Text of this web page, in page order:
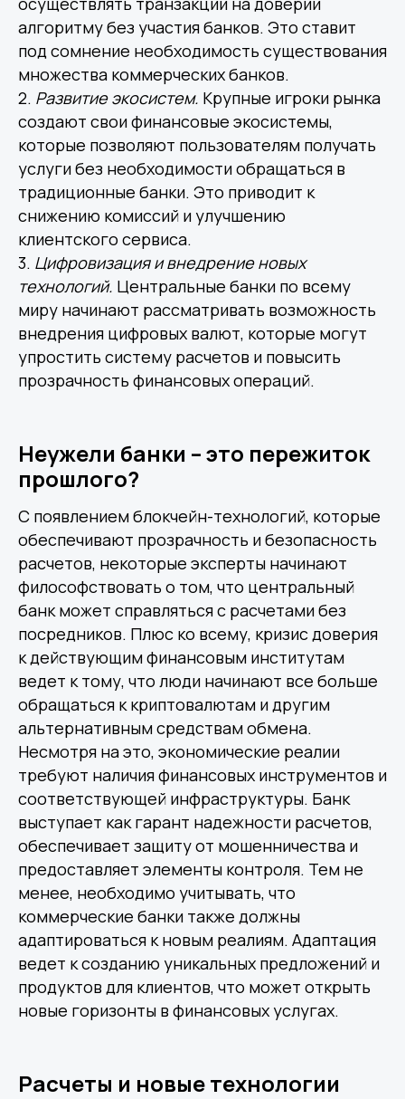
алгоритму без участия банков. Это ставит
под сомнение необходимость существования
множества коммерческих банков.
2. Развитие экосистем. Крупные игроки рынка
создают свои финансовые экосистемы,
которые позволяют пользователям получать
услуги без необходимости обращаться в
традиционные банки. Это приводит к
снижению комиссий и улучшению
клиентского сервиса.
3. Цифровизация и внедрение новых
технологий. Центральные банки по всему
миру начинают рассматривать возможность
внедрения цифровых валют, которые могут
упростить систему расчетов и повысить
прозрачность финансовых операций.
Неужели банки – это пережиток
прошлого?
С появлением блокчейн-технологий, которые
обеспечивают прозрачность и безопасность
расчетов, некоторые эксперты начинают
философствовать о том, что центральный
банк может справляться с расчетами без
посредников. Плюс ко всему, кризис доверия
к действующим финансовым институтам
ведет к тому, что люди начинают все больше
обращаться к криптовалютам и другим
альтернативным средствам обмена.
Несмотря на это, экономические реалии
требуют наличия финансовых инструментов и
соответствующей инфраструктуры. Банк
выступает как гарант надежности расчетов,
обеспечивает защиту от мошенничества и
предоставляет элементы контроля. Тем не
менее, необходимо учитывать, что
коммерческие банки также должны
адаптироваться к новым реалиям. Адаптация
ведет к созданию уникальных предложений и
продуктов для клиентов, что может открыть
новые горизонты в финансовых услугах.
Расчеты и новые технологии